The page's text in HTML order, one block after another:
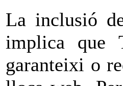
La inclusió
implica que
garanteixi o